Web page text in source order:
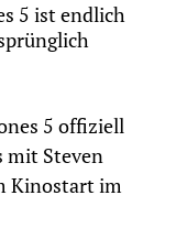
5 ist endlich
5 offiziell
mit Steven
Kinostart im